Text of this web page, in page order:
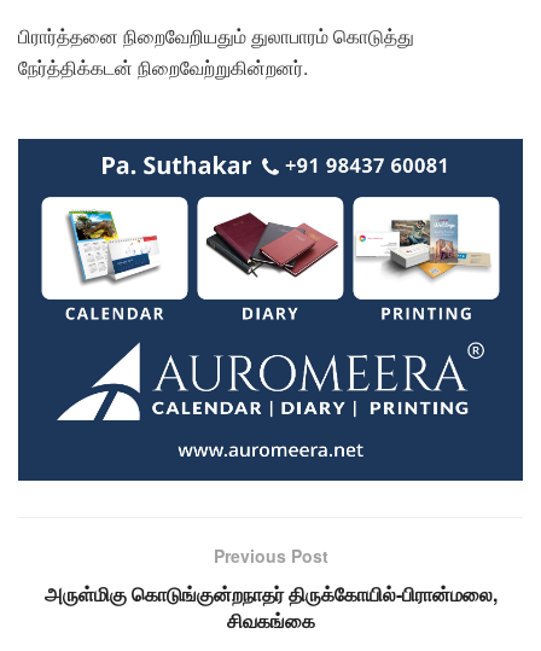
பிரார்த்தனை நிறைவேறியதும் துலாபாரம் கொடுத்து
நேர்த்திக்கடன் நிறைவேற்றுகின்றனர்.
Previous Post
அருள்மிகு கொடுங்குன்றநாதர் திருக்கோயில்-பிரான்மலை,
சிவகங்கை